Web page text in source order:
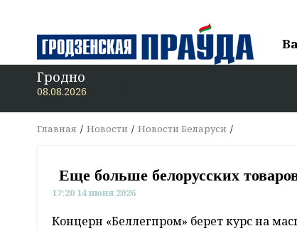
Гродно
08.08.2026
Главная Новости Новости Беларуси
Еще больше белорусских
17:20 14 июня 2026
Концерн «Беллегпром» берет курс на